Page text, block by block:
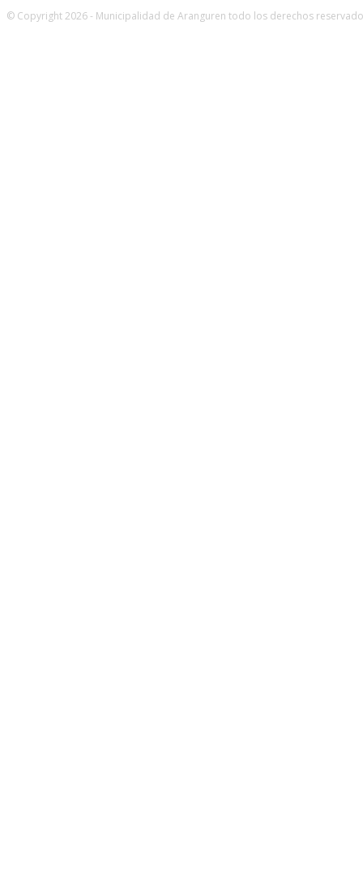
© Copyright 2026 - Municipalidad de Aranguren todo los derechos